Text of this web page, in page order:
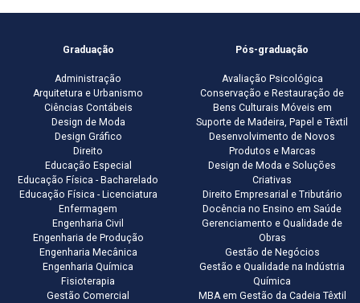
Graduação
Administração
Arquitetura e Urbanismo
Ciências Contábeis
Design de Moda
Design Gráfico
Direito
Educação Especial
Educação Física - Bacharelado
Educação Física - Licenciatura
Enfermagem
Engenharia Civil
Engenharia de Produção
Engenharia Mecânica
Engenharia Química
Fisioterapia
Gestão Comercial
Pós-graduação
Avaliação Psicológica
Conservação e Restauração de
Bens Culturais Móveis em
Suporte de Madeira, Papel e Têxtil
Desenvolvimento de Novos
Produtos e Marcas
Design de Moda e Soluções
Criativas
Direito Empresarial e Tributário
Docência no Ensino em Saúde
Gerenciamento e Qualidade de
Obras
Gestão de Negócios
Gestão e Qualidade na Indústria
Química
MBA em Gestão da Cadeia Têxtil